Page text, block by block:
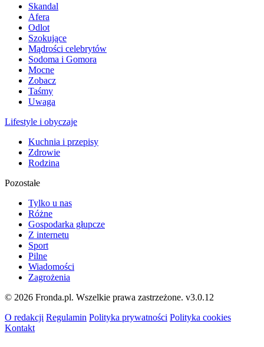
Skandal
Afera
Odlot
Szokujące
Mądrości celebrytów
Sodoma i Gomora
Mocne
Zobacz
Taśmy
Uwaga
Lifestyle i obyczaje
Kuchnia i przepisy
Zdrowie
Rodzina
Pozostałe
Tylko u nas
Różne
Gospodarka głupcze
Z internetu
Sport
Pilne
Wiadomości
Zagrożenia
© 2026 Fronda.pl. Wszelkie prawa zastrzeżone. v3.0.12
O redakcji Regulamin Polityka prywatności Polityka cookies
Kontakt